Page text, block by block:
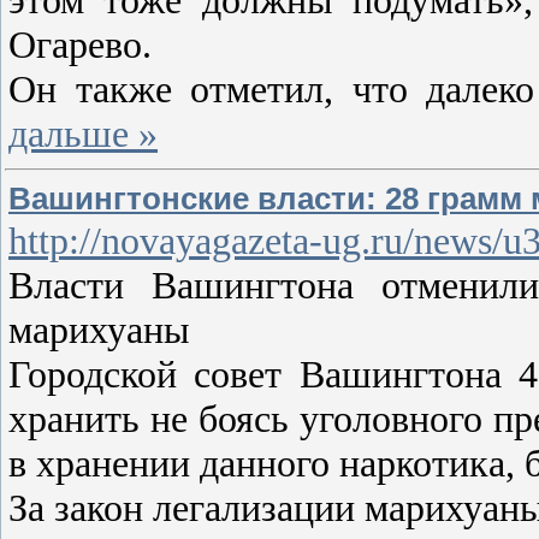
Огарево.
Он также отметил, что
дальше »
Вашингтонские власти: 28
http://novayagazeta-ug.ru/news/
Власти Вашингтона
марихуаны
Городской совет
хранить не боясь уголовного
в хранении данного наркотика,
За закон легализации